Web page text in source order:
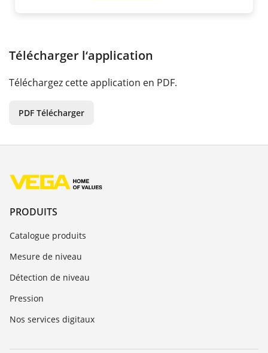
Télécharger l‘application
Téléchargez cette application en PDF.
PDF Télécharger
PRODUITS
Catalogue produits
Mesure de niveau
Détection de niveau
Pression
Nos services digitaux